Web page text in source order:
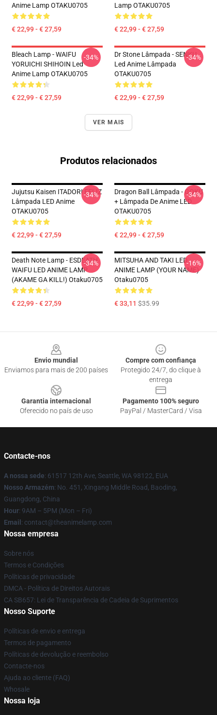
Anime Lamp OTAKU0705
€ 22,99 - € 27,59
Lamp OTAKU0705
€ 22,99 - € 27,59
Bleach Lamp - WAIFU
YORUICHI SHIHOIN Led
Anime Lamp OTAKU0705
€ 22,99 - € 27,59
-34%
Dr Stone Lâmpada - SENKU
Led Anime Lâmpada
OTAKU0705
€ 22,99 - € 27,59
-34%
VER MAIS
Produtos relacionados
Jujutsu Kaisen ITADORI FELIZ
Lâmpada LED Anime
OTAKU0705
€ 22,99 - € 27,59
-34%
Dragon Ball Lâmpada - GOKU
+ Lâmpada De Anime LED
OTAKU0705
€ 22,99 - € 27,59
-34%
Death Note Lamp - ESDEATH
WAIFU LED ANIME LAMP
(AKAME GA KILL!) Otaku0705
€ 22,99 - € 27,59
-34%
MITSUHA AND TAKI LED
ANIME LAMP (YOUR NAME)
Otaku0705
€ 33,11 $35.99
-16%
Envio mundial
Enviamos para mais de 200 países
Compre com confiança
Protegido 24/7, do clique à
entrega
Garantia internacional
Oferecido no país de uso
Pagamento 100% seguro
PayPal / MasterCard / Visa
Contacte-nos
A nossa sede: 61517 12th Ave, Seattle, WA 98122, EUA
Nosso Armazém: No. 451, Xingang Middle Road, Baoding,
Guangdong, China
Hour: 9AM – 5PM (Mon – Fri)
Email : contact@theanimelamp.com
Nossa empresa
Sobre nós
Termos e Condições
Políticas de privacidade
DMCA - Política de Direitos Autorais
CA SB657: Lei de Transparência de Cadeia de Suprimentos
Nosso Suporte
Políticas de envio e entrega
Termos de pagamento
Políticas de devolução e reembolso
Contacte-nos
Ajuda ao cliente (FAQ)
Whosale
Nossa loja